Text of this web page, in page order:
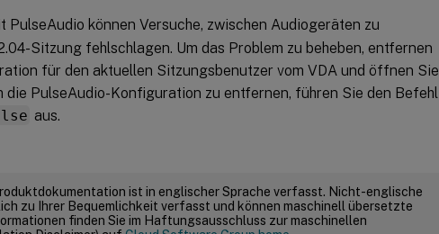
PulseAudio können Versuche, zwischen Audiogeräten zu
Sitzung fehlschlagen. Um das Problem zu beheben, entfernen
für den aktuellen Sitzungsbenutzer vom VDA und öffnen Sie
die PulseAudio-Konfiguration zu entfernen, führen Sie den Befehl
aus.
ist in englischer Sprache verfasst. Nicht-englische
zu Ihrer Bequemlichkeit verfasst und können maschinell übersetzte
finden Sie im Haftungsausschluss zur maschinellen